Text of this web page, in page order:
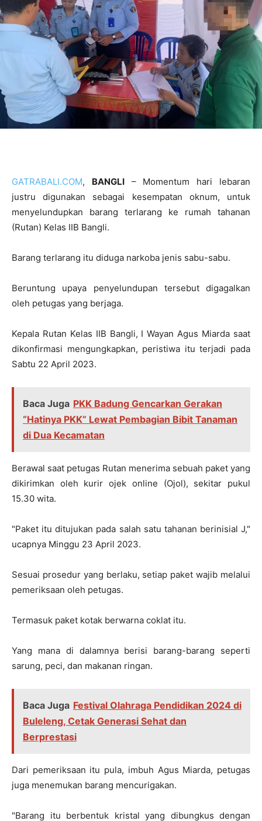
GATRABALI.COM, BANGLI– Momentum hari lebaran
justru digunakan sebagai kesempatan oknum, untuk
menyelundupkan barang terlarang ke rumah tahanan
(Rutan) Kelas IIB Bangli.
Barang terlarang itu diduga narkoba jenis sabu-sabu.
Beruntung upaya penyelundupan tersebut digagalkan
oleh petugas yang berjaga.
Kepala Rutan Kelas IIB Bangli, I Wayan Agus Miarda saat
dikonfirmasi mengungkapkan, peristiwa itu terjadi pada
Sabtu 22 April 2023.
Baca Juga PKK Badung Gencarkan Gerakan
“Hatinya PKK” Lewat Pembagian Bibit Tanaman
di Dua Kecamatan
Berawal saat petugas Rutan menerima sebuah paket yang
dikirimkan oleh kurir ojek online (Ojol), sekitar pukul
15.30 wita.
"Paket itu ditujukan pada salah satu tahanan berinisial J,"
ucapnya Minggu 23 April 2023.
Sesuai prosedur yang berlaku, setiap paket wajib melalui
pemeriksaan oleh petugas.
Termasuk paket kotak berwarna coklat itu.
Yang mana di dalamnya berisi barang-barang seperti
sarung, peci, dan makanan ringan.
Baca Juga Festival Olahraga Pendidikan 2024 di
Buleleng, Cetak Generasi Sehat dan
Berprestasi
Dari pemeriksaan itu pula, imbuh Agus Miarda, petugas
juga menemukan barang mencurigakan.
"Barang itu berbentuk kristal yang dibungkus dengan